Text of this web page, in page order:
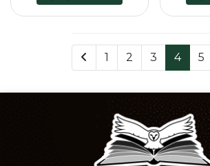
1 2 3 4 5